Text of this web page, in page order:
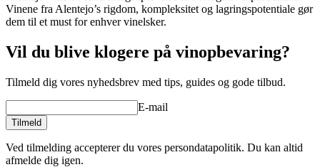
Vinene fra Alentejo’s rigdom, kompleksitet og lagringspotentiale gør
dem til et must for enhver vinelsker.
Vil du blive klogere på vinopbevaring?
Tilmeld dig vores nyhedsbrev med tips, guides og gode tilbud.
E-mail
Tilmeld
Ved tilmelding accepterer du vores persondatapolitik. Du kan altid
afmelde dig igen.